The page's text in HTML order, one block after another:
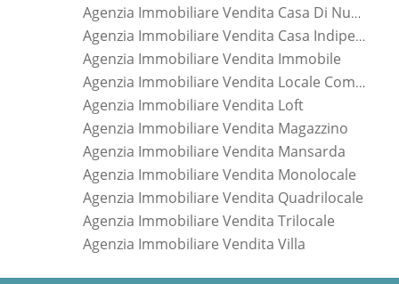
Agenzia Immobiliare Vendita Casa Di Nuova Costruzione
Agenzia Immobiliare Vendita Casa Indipendente
Agenzia Immobiliare Vendita Immobile
Agenzia Immobiliare Vendita Locale Commerciale
Agenzia Immobiliare Vendita Loft
Agenzia Immobiliare Vendita Magazzino
Agenzia Immobiliare Vendita Mansarda
Agenzia Immobiliare Vendita Monolocale
Agenzia Immobiliare Vendita Quadrilocale
Agenzia Immobiliare Vendita Trilocale
Agenzia Immobiliare Vendita Villa